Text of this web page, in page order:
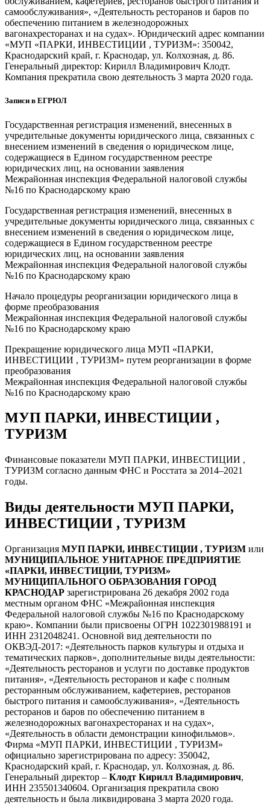
самообслуживания», «Деятельность ресторанов и баров по
обеспечению питанием в железнодорожных
вагонахресторанах и на судах». Юридический адрес компании
«МУП «ПАРКИ, ИНВЕСТИЦИИ , ТУРИЗМ»: 350042,
Краснодарский край, г. Краснодар, ул. Колхозная, д. 86.
Генеральный директор: Кирилл Владимирович Клодт.
Компания прекратила свою деятельность 3 марта 2020 года.
Записи в ЕГРЮЛ
Государственная регистрация изменений, внесенных в
учредительные документы юридического лица, связанных с
внесением изменений в сведения о юридическом лице,
содержащиеся в Едином государственном реестре
юридических лиц, на основании заявления
Межрайонная инспекция Федеральной налоговой службы
№16 по Краснодарскому краю
Государственная регистрация изменений, внесенных в
учредительные документы юридического лица, связанных с
внесением изменений в сведения о юридическом лице,
содержащиеся в Едином государственном реестре
юридических лиц, на основании заявления
Межрайонная инспекция Федеральной налоговой службы
№16 по Краснодарскому краю
Начало процедуры реорганизации юридического лица в
форме преобразования
Межрайонная инспекция Федеральной налоговой службы
№16 по Краснодарскому краю
Прекращение юридического лица МУП «ПАРКИ,
ИНВЕСТИЦИИ , ТУРИЗМ» путем реорганизации в форме
преобразования
Межрайонная инспекция Федеральной налоговой службы
№16 по Краснодарскому краю
МУП ПАРКИ, ИНВЕСТИЦИИ ,
ТУРИЗМ
Финансовые показатели МУП ПАРКИ, ИНВЕСТИЦИИ ,
ТУРИЗМ согласно данным ФНС и Росстата за 2014–2021
годы.
Виды деятельности МУП ПАРКИ,
ИНВЕСТИЦИИ , ТУРИЗМ
Организация МУП ПАРКИ, ИНВЕСТИЦИИ , ТУРИЗМ или
МУНИЦИПАЛЬНОЕ УНИТАРНОЕ ПРЕДПРИЯТИЕ
«ПАРКИ, ИНВЕСТИЦИИ, ТУРИЗМ»
МУНИЦИПАЛЬНОГО ОБРАЗОВАНИЯ ГОРОД
КРАСНОДАР зарегистрирована 26 декабря 2002 года
местным органом ФНС «Межрайонная инспекция
Федеральной налоговой службы №16 по Краснодарскому
краю». Компании были присвоены ОГРН 1022301988191 и
ИНН 2312048241. Основной вид деятельности по
ОКВЭД-2017: «Деятельность парков культуры и отдыха и
тематических парков», дополнительные виды деятельности:
«Деятельность ресторанов и услуги по доставке продуктов
питания», «Деятельность ресторанов и кафе с полным
ресторанным обслуживанием, кафетериев, ресторанов
быстрого питания и самообслуживания», «Деятельность
ресторанов и баров по обеспечению питанием в
железнодорожных вагонахресторанах и на судах»,
«Деятельность в области демонстрации кинофильмов».
Фирма «МУП ПАРКИ, ИНВЕСТИЦИИ , ТУРИЗМ»
официально зарегистрирована по адресу: 350042,
Краснодарский край, г. Краснодар, ул. Колхозная, д. 86.
Генеральный директор – Клодт Кирилл Владимирович,
ИНН 235501340604. Организация прекратила свою
деятельность и была ликвидирована 3 марта 2020 года.